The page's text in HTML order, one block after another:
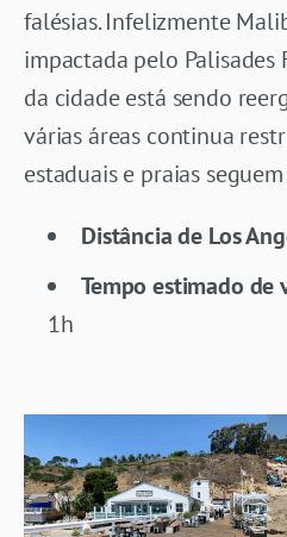
falésias. Infelizmente
impactada pelo
da cidade está sendo
várias áreas continua
estaduais e praias
Distância de Los
Tempo estimado de
1h